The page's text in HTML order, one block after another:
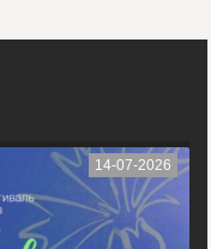
14-07-2026